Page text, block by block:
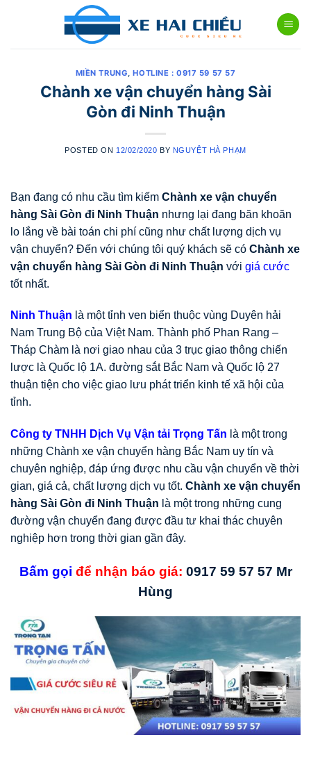
MIỀN TRUNG,HOTLINE : 0917 59 57 57
Chành xe vận chuyển hàng Sài
Gòn đi Ninh Thuận
POSTED ON 12/02/2020 BY NGUYỆT HÀ PHẠM
Bạn đang có nhu cầu tìm kiếm Chành xe vận chuyển
hàng Sài Gòn đi Ninh Thuận nhưng lại đang băn khoăn
lo lắng về bài toán chi phí cũng như chất lượng dịch vụ
vận chuyển? Đến với chúng tôi quý khách sẽ có Chành xe
vận chuyển hàng Sài Gòn đi Ninh Thuận với giá cước
tốt nhất.
Ninh Thuận là một tỉnh ven biển thuộc vùng Duyên hải
Nam Trung Bộ của Việt Nam. Thành phố Phan Rang –
Tháp Chàm là nơi giao nhau của 3 trục giao thông chiến
lược là Quốc lộ 1A. đường sắt Bắc Nam và Quốc lộ 27
thuận tiện cho việc giao lưu phát triển kinh tế xã hội của
tỉnh.
Công ty TNHH Dịch Vụ Vận tải Trọng Tấn là một trong
những Chành xe vận chuyển hàng Bắc Nam uy tín và
chuyên nghiệp, đáp ứng được nhu cầu vận chuyển về thời
gian, giá cả, chất lượng dịch vụ tốt. Chành xe vận chuyển
hàng Sài Gòn đi Ninh Thuận là một trong những cung
đường vận chuyển đang được đầu tư khai thác chuyên
nghiệp hơn trong thời gian gần đây.
Bấm gọi để nhận báo giá: 0917 59 57 57 Mr
Hùng